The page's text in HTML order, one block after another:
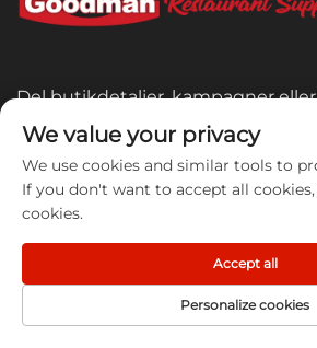
Del butikdetaljer, kampagner
med dine kunder
HURTIGT LINK
PRODUKT
We value your privacy
We use cookies and similar tools to
If you don't want to accept all
cookies.
Personalize cookies
Accept all